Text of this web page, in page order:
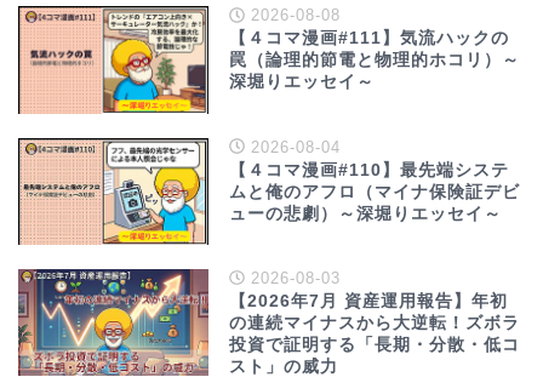
2026-08-08
【４コマ漫画#111】気流ハックの
罠（論理的節電と物理的ホコリ）～
深堀りエッセイ～
2026-08-04
【４コマ漫画#110】最先端システ
ムと俺のアフロ（マイナ保険証デビ
ューの悲劇）～深堀りエッセイ～
2026-08-03
【2026年7月 資産運用報告】年初
の連続マイナスから大逆転！ズボラ
投資で証明する「長期・分散・低コ
スト」の威力